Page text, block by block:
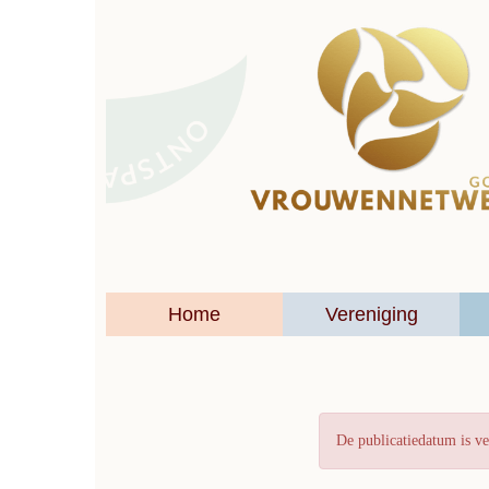
Home Vereniging
De publicatiedatum is